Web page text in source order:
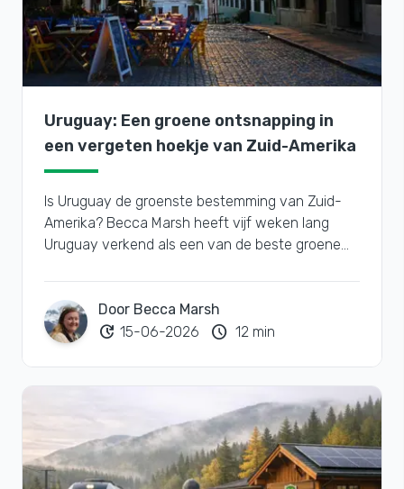
Uruguay: Een groene ontsnapping in
een vergeten hoekje van Zuid-Amerika
Is Uruguay de groenste bestemming van Zuid-
Amerika? Becca Marsh heeft vijf weken lang
Uruguay verkend als een van de beste groene
Door Becca Marsh
update 15-06-2026 schedule 12 min